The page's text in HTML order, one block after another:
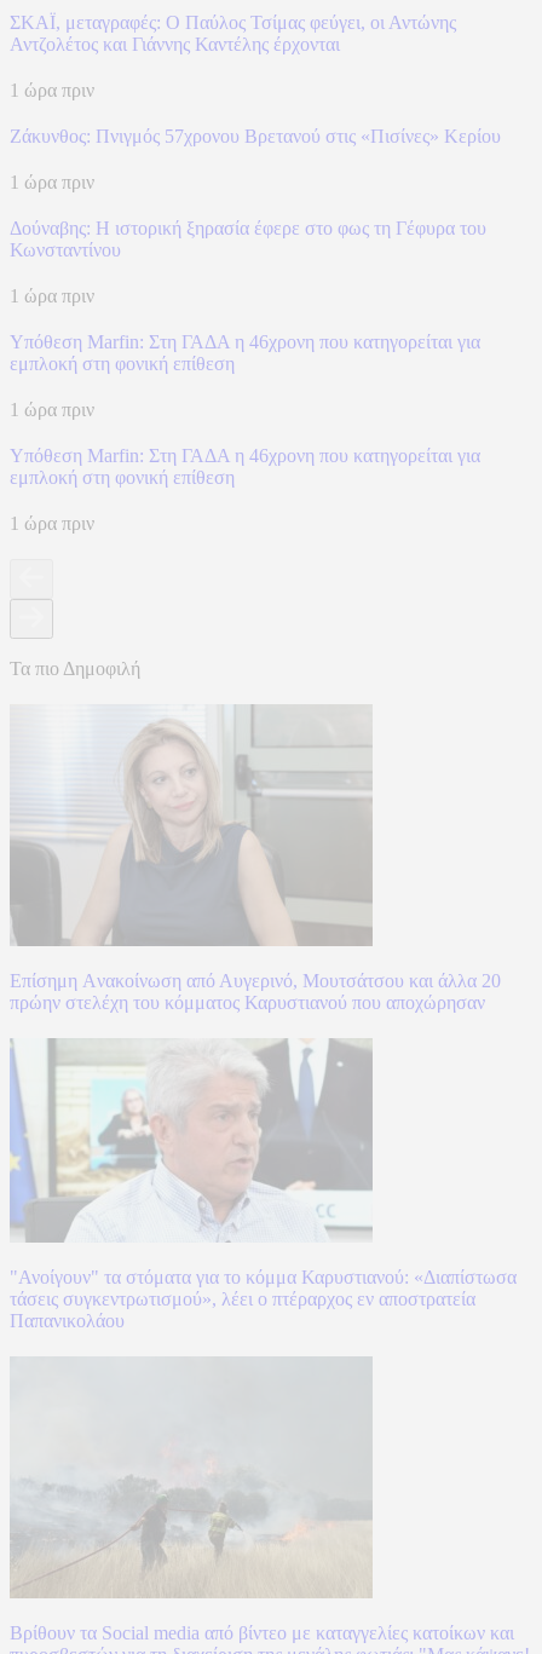
ΣΚΑΪ, μεταγραφές: Ο Παύλος Τσίμας φεύγει, οι Αντώνης
Αντζολέτος και Γιάννης Καντέλης έρχονται
1 ώρα πριν
Ζάκυνθος: Πνιγμός 57χρονου Βρετανού στις «Πισίνες» Κερίου
1 ώρα πριν
Δούναβης: Η ιστορική ξηρασία έφερε στο φως τη Γέφυρα του
Κωνσταντίνου
1 ώρα πριν
Υπόθεση Marfin: Στη ΓΑΔΑ η 46χρονη που κατηγορείται για
εμπλοκή στη φονική επίθεση
1 ώρα πριν
Υπόθεση Marfin: Στη ΓΑΔΑ η 46χρονη που κατηγορείται για
εμπλοκή στη φονική επίθεση
1 ώρα πριν
Τα πιο Δημοφιλή
Επίσημη Aνακοίνωση από Αυγερινό, Μουτσάτσου και άλλα 20
πρώην στελέχη του κόμματος Καρυστιανού που αποχώρησαν
"Ανοίγουν" τα στόματα για το κόμμα Καρυστιανού: «Διαπίστωσα
τάσεις συγκεντρωτισμού», λέει ο πτέραρχος εν αποστρατεία
Παπανικολάου
Βρίθουν τα Social media από βίντεο με καταγγελίες κατοίκων και